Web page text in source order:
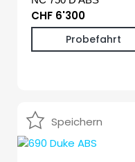
CHF 6'300
Probefahrt
Speichern